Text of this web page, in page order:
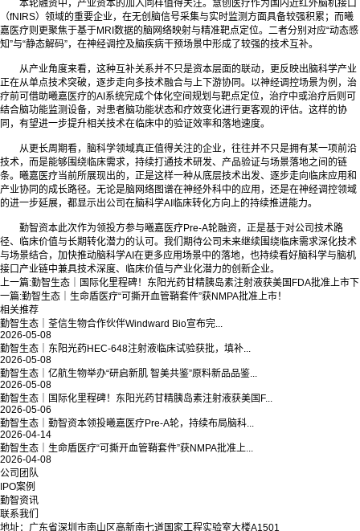
本轮融资中，产业资本的加入同样值得关注。慧创医疗作为国内近红外脑机接口
（fNIRS）领域的重要企业，在无创脑信号采集与实时监测方面具备较强积累；而曦
嘉医疗则更聚焦于基于MRI数据的脑网络映射与精准靶点定位。二者分别对应“动态感
知”与“静态解码”，在神经调控及脑疾病干预场景中形成了较强的技术互补。
从产业角度来看，这种互补关系并不只是资本层面的联动，更反映出脑科学产业
正在从单点技术突破，逐步走向多技术融合与上下游协同。以神经调控场景为例，治
疗前可借助曦嘉医疗的AI系统完成个体化空间规划与靶点定位，治疗中或治疗后则可
结合脑功能监测设备，对患者脑功能状态和疗效变化进行更客观的评估。这样的协
同，有望进一步提升相关技术在临床中的验证效率和落地速度。
从更长周期看，脑科学领域真正值得关注的企业，往往并不只是拥有某一项前沿
技术，而是能够围绕临床需求，持续打通技术研发、产品验证与场景落地之间的链
条。曦嘉医疗当前所展现出的，正是这样一种从底层技术出发、逐步走向临床应用和
产业协同的成长路径。无论是脑网络图谱在神经外科中的应用，还是在神经调控领域
的进一步延展，都显示出公司在脑科学AI临床转化方向上的持续推进能力。
勤智资本此次作为领投方参与曦嘉医疗Pre-A轮融资，正是基于对公司技术路
径、临床价值与长期转化潜力的认可。我们期待公司未来继续围绕临床需求深化技术
与场景结合，加快推动脑科学AI在更多应用场景中的落地，也持续看好脑科学与脑机
接口产业链中兼具技术深度、临床价值与产业化潜力的创新企业。
上一篇:勤智生态｜国际化里程碑！东阳光药甘精胰岛素注射液获美国FDA批准上市 下
一篇:勤智生态｜生命盾医疗“可撕开血管鞘套件”获NMPA批准上市！
相关推荐
勤智生态｜荃信生物合作伙伴Windward Bio宣布完...
2026-05-08
勤智生态｜东阳光药HEC-648注射液临床试验获批，填补...
2026-05-08
勤智生态｜亿航生物举办“研启新肌 智美共鉴”原料新品品鉴...
2026-05-08
勤智生态｜国际化里程碑！东阳光药甘精胰岛素注射液获美国F...
2026-05-06
勤智生态｜勤智资本领投曦嘉医疗Pre-A轮，持续布局脑科...
2026-04-14
勤智生态｜生命盾医疗“可撕开血管鞘套件”获NMPA批准上...
2026-04-08
公司团队
IPO案例
勤智资讯
联系我们
地址：广东省深圳市南山区高新南七道国家工程实验室大楼A1501